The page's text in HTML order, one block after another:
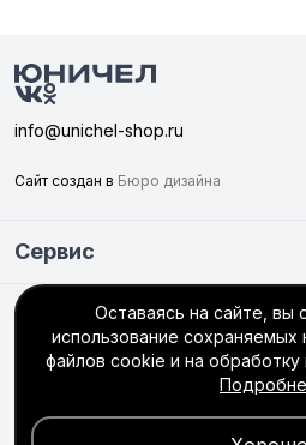
info@unichel-shop.ru
Сайт создан в Бюро дизайна
Сервис
Покупателю
+7 (351) 749-56-66
сб–вс: выходной
Оставаясь на сайте, вы
использование сохраняемых
файлов cookie и на